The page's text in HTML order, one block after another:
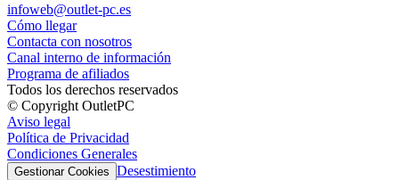
infoweb@outlet-pc.es
Cómo llegar
Contacta con nosotros
Canal interno de información
Programa de afiliados
Todos los derechos reservados
© Copyright OutletPC
Aviso legal
Política de Privacidad
Condiciones Generales
Gestionar Cookies Desestimiento